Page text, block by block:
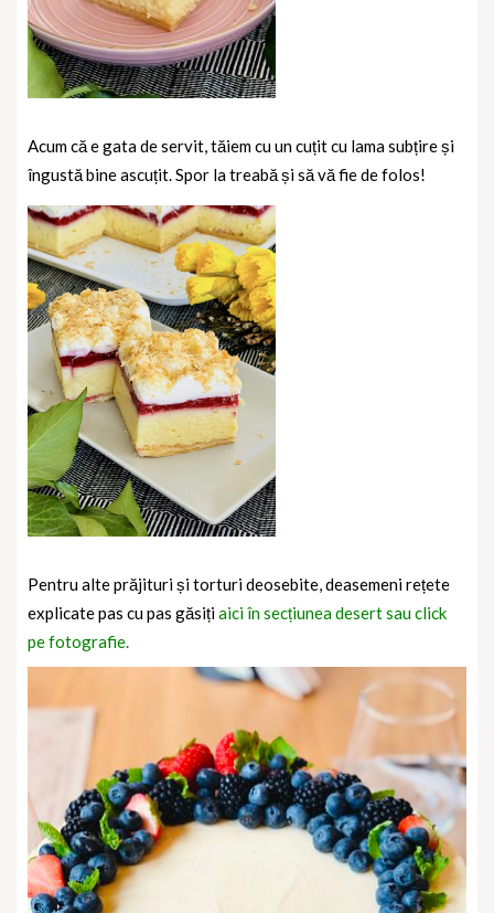
Acum că e gata de servit, tăiem cu un cuțit cu lama subțire și
îngustă bine ascuțit. Spor la treabă și să vă fie de folos!
Pentru alte prăjituri și torturi deosebite, deasemeni rețete
explicate pas cu pas găsițiaici în secțiunea desert sau click
pe fotografie.